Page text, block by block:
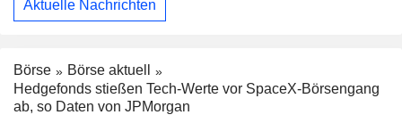
Aktuelle Nachrichten
Börse
Börse aktuell
Hedgefonds stießen Tech-Werte vor SpaceX-Börsengang
ab, so Daten von JPMorgan